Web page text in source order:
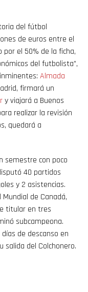
del fútbol
de euros entre el
el 50% de la ficha,
del futbolista”,
Almada
firmará un
y viajará a Buenos
realizar la revisión
quedará a
semestre con poco
40 partidos
y 2 asistencias.
de Canadá,
titular en tres
subcampeona.
de descanso en
salida del Colchonero.